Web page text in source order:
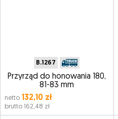
B.1267
Przyrząd do honowania 180,
81-83 mm
netto 132,10 zł
brutto 162,48 zł